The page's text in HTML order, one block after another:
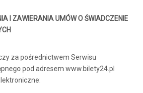
I ZAWIERANIA UMÓW O ŚWIADCZENIE
za pośrednictwem Serwisu
pod adresem www.bilety24.pl